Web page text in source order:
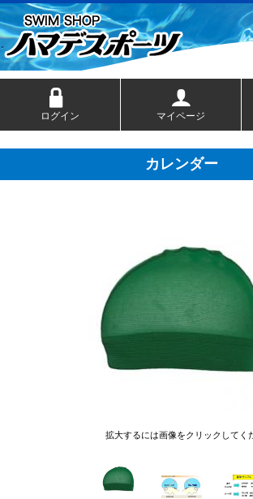
ログイン マイページ
カレンダー
拡大するには画像をクリックしてく